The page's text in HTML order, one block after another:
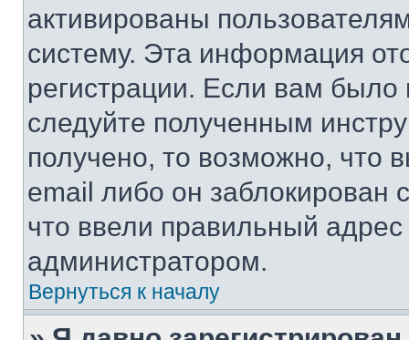
активированы
систему. Эта информация
регистрации. Если вам
следуйте полученным
получено, то возможно, что
email либо он
что ввели правильный адрес
администратором.
Вернуться к началу